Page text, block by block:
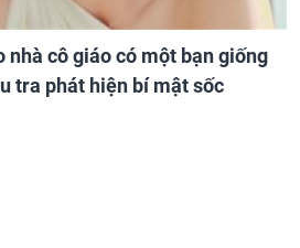
nhà cô giáo có một bạn giống
tra phát hiện bí mật sốc